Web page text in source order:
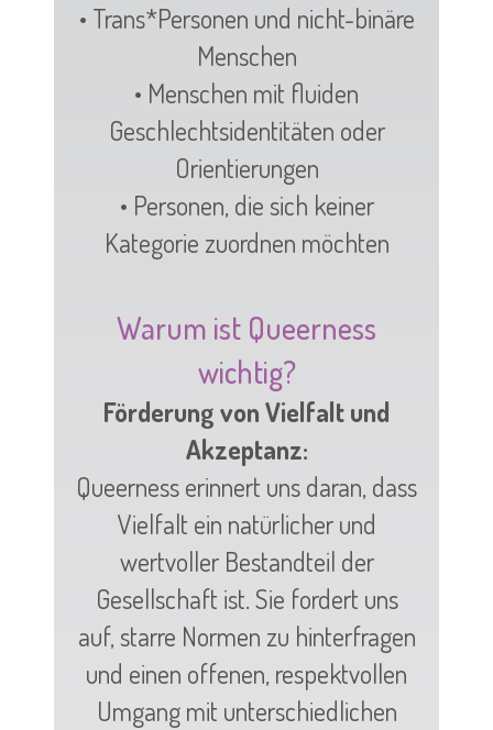
• Trans*Personen und nicht-binäre
Menschen
• Menschen mit fluiden
Geschlechtsidentitäten oder
Orientierungen
• Personen, die sich keiner
Kategorie zuordnen möchten
Warum ist Queerness
wichtig?
Förderung von Vielfalt und
Akzeptanz:
Queerness erinnert uns daran, dass
Vielfalt ein natürlicher und
wertvoller Bestandteil der
Gesellschaft ist. Sie fordert uns
auf, starre Normen zu hinterfragen
und einen offenen, respektvollen
Umgang mit unterschiedlichen